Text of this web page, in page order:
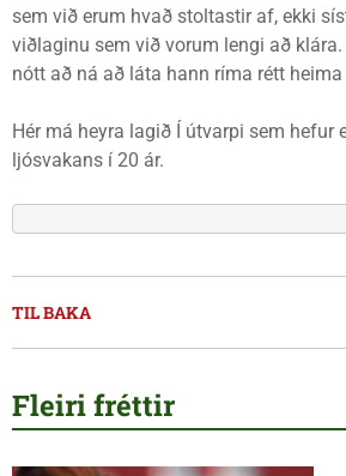
sem við erum hvað stoltastir af, ekki
viðlaginu sem við vorum lengi að
nótt að ná að láta hann ríma rétt
Hér má heyra lagið Í útvarpi sem hefur
ljósvakans í 20 ár.
TIL BAKA
Fleiri fréttir